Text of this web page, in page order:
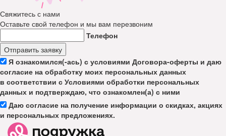
Свяжитесь с нами
Оставьте свой телефон и мы вам перезвоним
Телефон
Отправить заявку
Я ознакомился(-ась) с условиями Договора-оферты и даю
согласие на обработку моих персональных данных
в соответствии с Условиями обработки персональных
данных и подтверждаю, что ознакомлен(а) с ними
Даю согласие на получение информации о скидках, акциях
и персональных предложениях.